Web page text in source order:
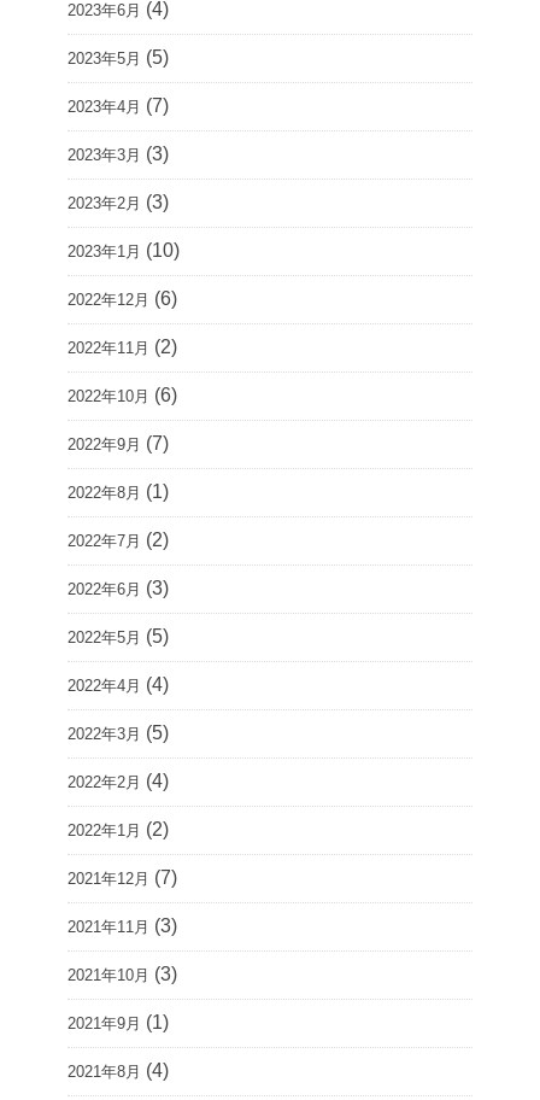
2023年6月 (4)
2023年5月 (5)
2023年4月 (7)
2023年3月 (3)
2023年2月 (3)
2023年1月 (10)
2022年12月 (6)
2022年11月 (2)
2022年10月 (6)
2022年9月 (7)
2022年8月 (1)
2022年7月 (2)
2022年6月 (3)
2022年5月 (5)
2022年4月 (4)
2022年3月 (5)
2022年2月 (4)
2022年1月 (2)
2021年12月 (7)
2021年11月 (3)
2021年10月 (3)
2021年9月 (1)
2021年8月 (4)